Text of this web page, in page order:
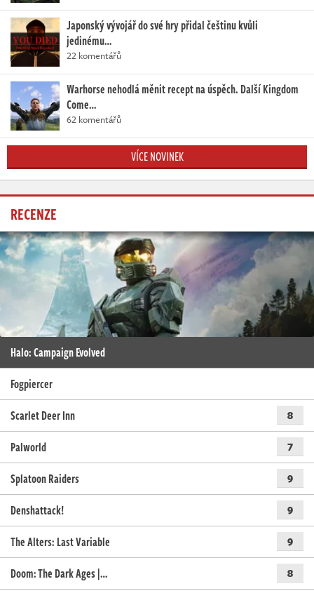
Japonský vývojář do své hry přidal češtinu kvůli
jedinému…
22 komentářů
Warhorse nehodlá měnit recept na úspěch. Další Kingdom
Come…
62 komentářů
VÍCE NOVINEK
RECENZE
Halo: Campaign Evolved
Fogpiercer
Scarlet Deer Inn
8
Palworld 7
Splatoon Raiders 9
Denshattack! 9
The Alters: Last Variable 9
Doom: The Dark Ages |… 8